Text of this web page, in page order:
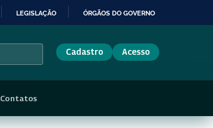
LEGISLAÇÃO ÓRGÃOS DO GOVERNO
Cadastro Acesso
Contatos